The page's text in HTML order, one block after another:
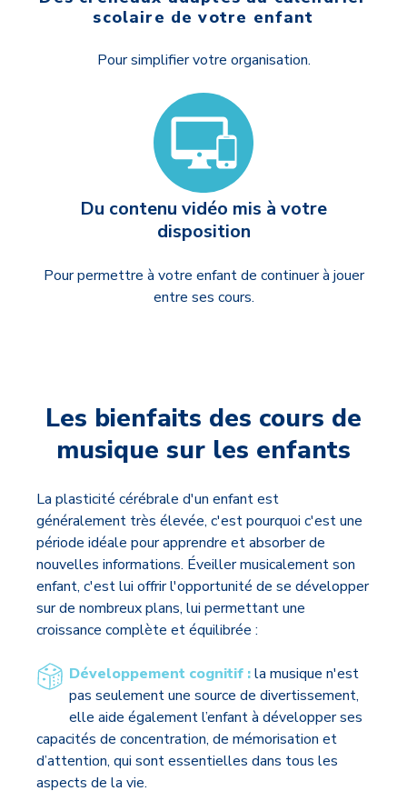
scolaire de votre enfant
Pour simplifier votre organisation.
Du contenu vidéo mis à votre
disposition
Pour permettre à votre enfant de continuer à jouer
entre ses cours.
Les bienfaits des cours de
musique sur les enfants
La plasticité cérébrale d'un enfant est
généralement très élevée, c'est pourquoi c'est une
période idéale pour apprendre et absorber de
nouvelles informations. Éveiller musicalement son
enfant, c'est lui offrir l'opportunité de se développer
sur de nombreux plans, lui permettant une
croissance complète et équilibrée :
Développement cognitif :la musique n'est
pas seulement une source de divertissement,
elle aide également l’enfant à développer ses
capacités de concentration, de mémorisation et
d’attention, qui sont essentielles dans tous les
aspects de la vie.